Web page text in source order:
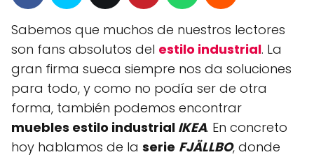
Sabemos que muchos de nuestros lectores
son fans absolutos del estilo industrial. La
gran firma sueca siempre nos da soluciones
para todo, y como no podía ser de otra
forma, también podemos encontrar
muebles estilo industrial IKEA. En concreto
hoy hablamos de la serie FJÄLLBO, donde